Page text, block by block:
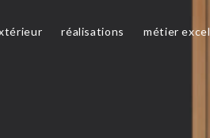
réalisations métier